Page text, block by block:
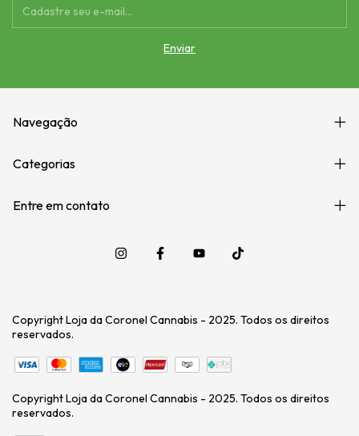
Navegação
Categorias
Entre em contato